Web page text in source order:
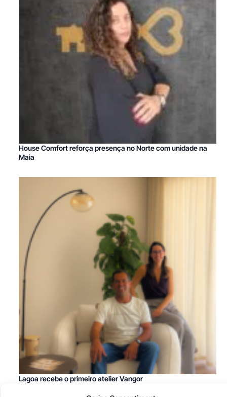
House Comfort reforça presença no Norte com unidade na
Maia
Lagoa recebe o primeiro atelier Vangor